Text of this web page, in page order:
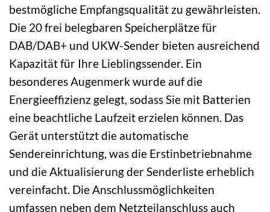
bestmögliche Empfangsqualität zu gewährleisten.
Die 20 frei belegbaren Speicherplätze für
DAB/DAB+ und UKW-Sender bieten ausreichend
Kapazität für Ihre Lieblingssender. Ein
besonderes Augenmerk wurde auf die
Energieeffizienz gelegt, sodass Sie mit Batterien
eine beachtliche Laufzeit erzielen können. Das
Gerät unterstützt die automatische
Sendereinrichtung, was die Erstinbetriebnahme
und die Aktualisierung der Senderliste erheblich
vereinfacht. Die Anschlussmöglichkeiten
umfassen neben dem Netzteilanschluss auch